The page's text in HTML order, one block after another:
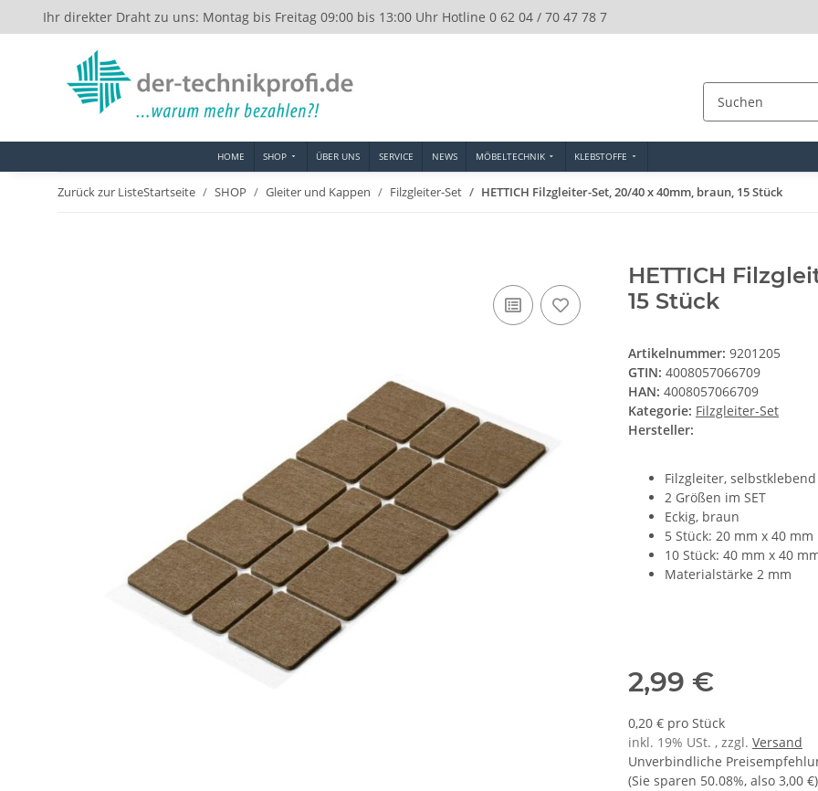
Ihr direkter Draht zu uns: Montag bis Freitag 09:00 bis 13:00 Uhr Hotline 0 62 04 / 70 47 78 7
HOME SHOP ÜBER UNS SERVICE NEWS MÖBELTECHNIK KLEBSTOFFE
Zurück zur ListeStartseite SHOP Gleiter und Kappen Filzgleiter-Set HETTICH Filzgleiter-Set, 20/40 x 40mm, braun, 15 Stück
HETTICH
15 Stück
Artikelnummer: 9201205
GTIN: 4008057066709
HAN: 4008057066709
Kategorie: Filzgleiter-Set
Hersteller:
Filzgleiter, selbstklebend
2 Größen im SET
Eckig, braun
5 Stück: 20 mm x 40 mm
10 Stück: 40 mm x 40
Materialstärke 2 mm
2,99 €
0,20 € pro Stück
inkl. 19% USt. , zzgl. Versand
Unverbindliche
(Sie sparen 50.08%, also 3,00 €)